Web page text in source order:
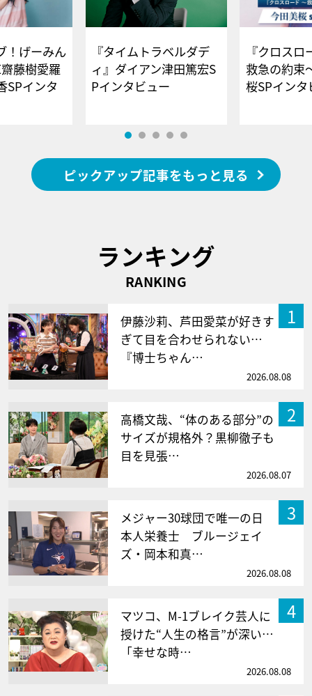
！げーみん
藤樹愛羅
SPインタ
『タイムトラベルダデ
ィ』ダイアン津田篤宏S
Pインタビュー
『クロス
救急の約束
桜SPイ
ピックアップ記事をもっと見る
ランキング
RANKING
1
伊藤沙莉、芦田愛菜が好きす
ぎて目を合わせられない…
『博士ちゃん…
2026.08.08
2
高橋文哉、“体のある部分”の
サイズが規格外？黒柳徹子も
目を見張…
2026.08.07
3
メジャー30球団で唯一の日
本人栄養士 ブルージェイ
ズ・岡本和真…
2026.08.08
4
マツコ、M-1ブレイク芸人に
授けた“人生の格言”が深い…
「幸せな時…
2026.08.08